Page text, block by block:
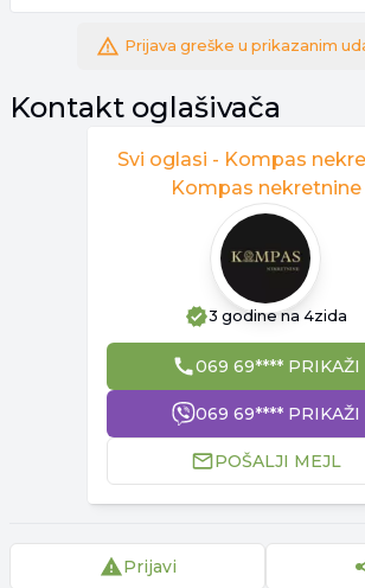
Prijava greške u prikazanim
Kontakt oglašivača
Svi oglasi - Kompas
Kompas nekretnine
3 godinena 4zida
069 69**** PRIKAŽI
069 69**** PRIKAŽI
POŠALJI MEJL
Prijavi